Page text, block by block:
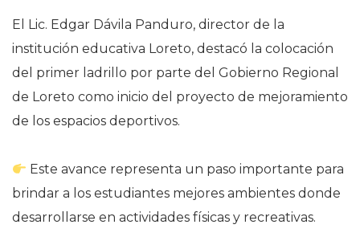
El Lic. Edgar Dávila Panduro, director de la
institución educativa Loreto, destacó la colocación
del primer ladrillo por parte del Gobierno Regional
de Loreto como inicio del proyecto de mejoramiento
de los espacios deportivos.
Este avance representa un paso importante para
brindar a los estudiantes mejores ambientes donde
desarrollarse en actividades físicas y recreativas.